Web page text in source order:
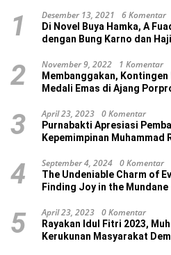
1 Desember 13, 2021 6 Komentar
Di Novel Buya Hamka, A
dengan Bung Karno dan Haji
2 November 9, 2022 1 Komentar
Membanggakan, Kontingen
Medali Emas di Ajang
3 April 23, 2023 0 Komentar
Purnabakti Apresiasi
Kepemimpinan Muhammad
4 September 4, 2024 0 Komentar
The Undeniable Charm of
Finding Joy in the Mundane
5 April 23, 2023 0 Komentar
Rayakan Idul Fitri 2023,
Kerukunan Masyarakat